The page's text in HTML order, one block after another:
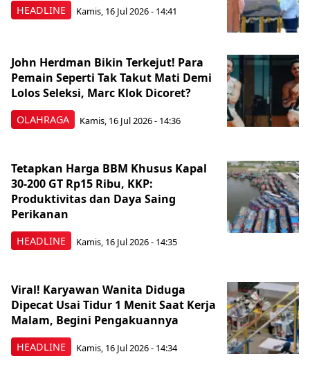
HEADLINE Kamis, 16 Jul 2026 - 14:41
OLAHRAGA
John Herdman Bikin Terkejut! Para
Pemain Seperti Tak Takut Mati Demi
Lolos Seleksi, Marc Klok Dicoret?
Kamis, 16 Jul 2026 - 14:36
HEADLINE
Tetapkan Harga BBM Khusus Kapal
30-200 GT Rp15 Ribu, KKP:
Produktivitas dan Daya Saing
Perikanan
Kamis, 16 Jul 2026 - 14:35
HEADLINE
Viral! Karyawan Wanita Diduga
Dipecat Usai Tidur 1 Menit Saat Kerja
Malam, Begini Pengakuannya
Kamis, 16 Jul 2026 - 14:34